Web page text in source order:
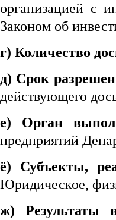
организацией с
Законом об
г) Количество
д) Срок
действующего
e) Орган
предприятий
ё) Субъекты,
Юридическое,
ж) Результаты